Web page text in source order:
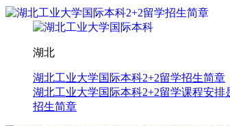
湖北
湖北工业大学国际本科2+2留学招生简章
湖北工业大学国际本科2+2留学课程安排
招生简章